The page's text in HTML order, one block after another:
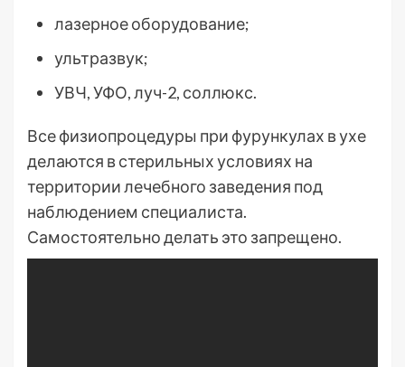
лазерное оборудование;
ультразвук;
УВЧ, УФО, луч-2, соллюкс.
Все физиопроцедуры при фурункулах в ухе
делаются в стерильных условиях на
территории лечебного заведения под
наблюдением специалиста.
Самостоятельно делать это запрещено.